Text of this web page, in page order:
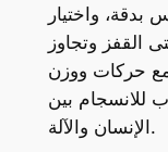
بدقة، واختيار
القفز وتجاوز
مع حركات ووزن
للانسجام بين
الإنسان والآلة.